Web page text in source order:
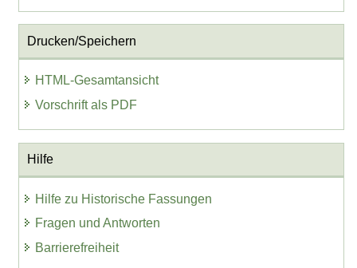
Drucken/Speichern
HTML-Gesamtansicht
Vorschrift als PDF
Hilfe
Hilfe zu Historische Fassungen
Fragen und Antworten
Barrierefreiheit